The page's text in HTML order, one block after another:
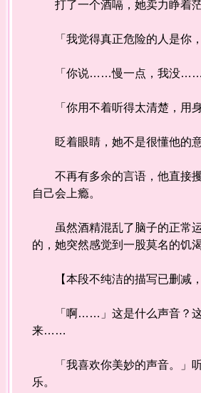
打了一个酒嗝，她卖力睁着
「我觉得真正危险的人是你，
「你说……慢一点，我没……听
「你用不着听得太清楚，用身
眨着眼睛，她不是很懂他的意
不再有多余的言语，他直接攫
自己会上瘾。
虽然酒精混乱了脑子的正常运
的，她突然感觉到一股莫名的
【本段不纯洁的描写已删
「啊……」这是什么声音？这
来……
「我喜欢你美妙的声音。」听
乐。